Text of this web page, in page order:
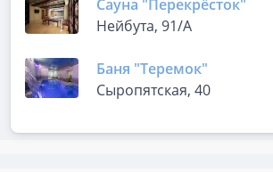
Сауна "Перекрёсток"
Нейбута, 91/А
Баня "Теремок"
Сыропятская, 40